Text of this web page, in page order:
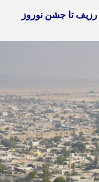
رزیف تا جشن نوروز